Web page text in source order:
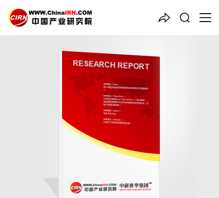
中国产业咨询领导者
2024-2029年中国
艇行业市场调查分析及发展前
景展望报告
品质保障，一年免费更新维护
报告编号：1906810
出版日期：2024年5月
《2024-2029年中国无人水面艇行业市场调查分析及发展前景展
望报告》由中研普华无人水面艇行业分析专家领衔撰写，主要分析
了无人水面艇行业的市场规模、发展现状与投资前景，同时对无人
水面艇行业的未来发展做出科学的趋势预测和专业的无人水面艇行
业数据分析，帮助客户评估无人水面艇行业投资价值。